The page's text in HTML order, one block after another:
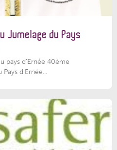
Jumelage du Pays
pays d'Ernée 40ème
d'Ernée...